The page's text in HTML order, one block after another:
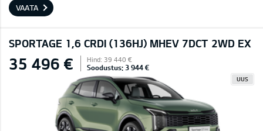
VAATA
SPORTAGE 1,6 CRDI (136HJ) MHEV 7DCT 2WD EX
35 496 € Hind: 39 440 €
Soodustus: 3 944 €
UUS